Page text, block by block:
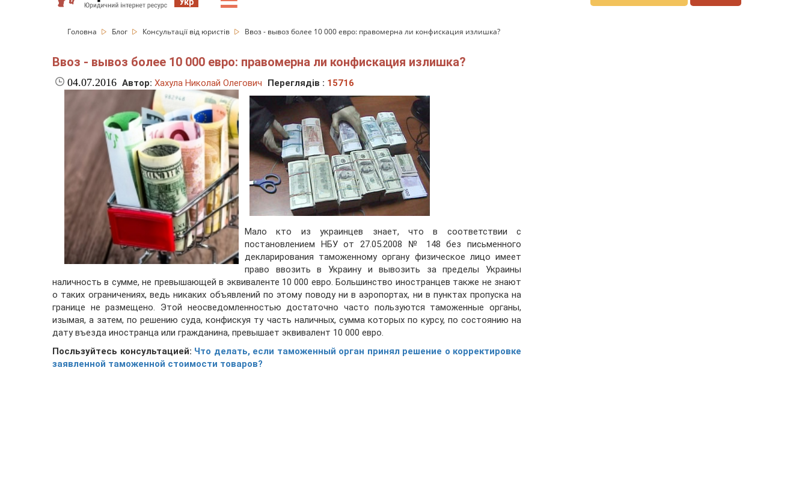
Головна Блог Консультації від юристів Ввоз - вывоз более 10 000 евро: правомерна ли конфискация излишка?
Ввоз - вывоз более 10 000 евро: правомерна ли конфискация излишка?
04.07.2016 Автор: Хахула Николай Олегович Переглядів : 15716
Мало кто из украинцев знает, что в соответствии с
постановлением НБУ от 27.05.2008 № 148 без письменного
декларирования таможенному органу физическое лицо имеет
право ввозить в Украину и вывозить за пределы Украины
наличность в сумме, не превышающей в эквиваленте 10 000 евро. Большинство иностранцев также не знают
о таких ограничениях, ведь никаких объявлений по этому поводу ни в аэропортах, ни в пунктах пропуска на
границе не размещено. Этой неосведомленностью достаточно часто пользуются таможенные органы,
изымая, а затем, по решению суда, конфискуя ту часть наличных, сумма которых по курсу, по состоянию на
дату въезда иностранца или гражданина, превышает эквивалент 10 000 евро.
Посльзуйтесь консультацией: Что делать, если таможенный орган принял решение о корректировке
заявленной таможенной стоимости товаров?